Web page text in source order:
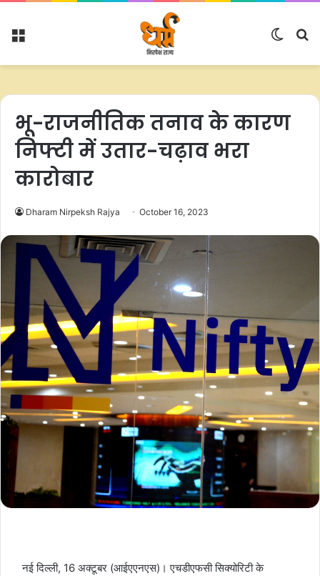
Menu
Switch
भू-राजनीतिक तनाव के कारण
निफ्टी में उतार-चढ़ाव भरा
कारोबार
Dharam Nirpeksh Rajya October 16, 2023
नई दिल्ली, 16 अक्टूबर (आईएएनएस)। एचडीएफसी सिक्योरिटी के